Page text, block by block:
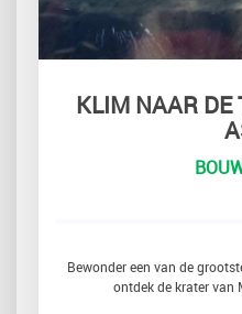
KLIM NAAR DE
Bewonder een van de
ontdek de krater van